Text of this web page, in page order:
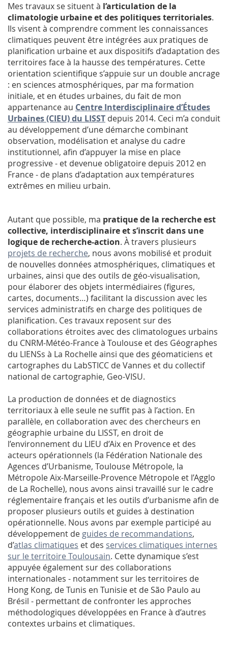
Mes travaux se situent à l’articulation de la
climatologie urbaine et des politiques territoriales.
Ils visent à comprendre comment les connaissances
climatiques peuvent être intégrées aux pratiques de
planification urbaine et aux dispositifs d’adaptation des
territoires face à la hausse des températures. Cette
orientation scientifique s’appuie sur un double ancrage
: en sciences atmosphériques, par ma formation
initiale, et en études urbaines, du fait de mon
appartenance au Centre Interdisciplinaire d’Études
Urbaines (CIEU) du LISST depuis 2014. Ceci m’a conduit
au développement d’une démarche combinant
observation, modélisation et analyse du cadre
institutionnel, afin d’appuyer la mise en place
progressive - et devenue obligatoire depuis 2012 en
France - de plans d’adaptation aux températures
extrêmes en milieu urbain.
Autant que possible, ma pratique de la recherche est
collective, interdisciplinaire et s’inscrit dans une
logique de recherche-action. À travers plusieurs
projets de recherche, nous avons mobilisé et produit
de nouvelles données atmosphériques, climatiques et
urbaines, ainsi que des outils de géo-visualisation,
pour élaborer des objets intermédiaires (figures,
cartes, documents…) facilitant la discussion avec les
services administratifs en charge des politiques de
planification. Ces travaux reposent sur des
collaborations étroites avec des climatologues urbains
du CNRM-Météo-France à Toulouse et des Géographes
du LIENSs à La Rochelle ainsi que des géomaticiens et
cartographes du LabSTICC de Vannes et du collectif
national de cartographie, Geo-VISU.
La production de données et de diagnostics
territoriaux à elle seule ne suffit pas à l’action. En
parallèle, en collaboration avec des chercheurs en
géographie urbaine du LISST, en droit de
l’environnement du LIEU d’Aix en Provence et des
acteurs opérationnels (la Fédération Nationale des
Agences d’Urbanisme, Toulouse Métropole, la
Métropole Aix-Marseille-Provence Métropole et l’Agglo
de La Rochelle), nous avons ainsi travaillé sur le cadre
réglementaire français et les outils d’urbanisme afin de
proposer plusieurs outils et guides à destination
opérationnelle. Nous avons par exemple participé au
développement de guides de recommandations,
d’atlas climatiques et des services climatiques internes
sur le territoire Toulousain. Cette dynamique s’est
appuyée également sur des collaborations
internationales - notamment sur les territoires de
Hong Kong, de Tunis en Tunisie et de São Paulo au
Brésil - permettant de confronter les approches
méthodologiques développées en France à d’autres
contextes urbains et climatiques.